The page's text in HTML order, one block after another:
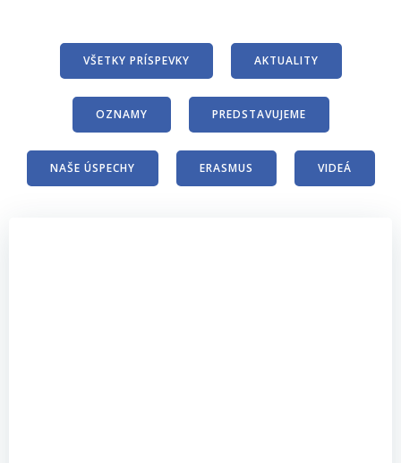
VŠETKY PRÍSPEVKY AKTUALITY
OZNAMY PREDSTAVUJEME
NAŠE ÚSPECHY ERASMUS VIDEÁ